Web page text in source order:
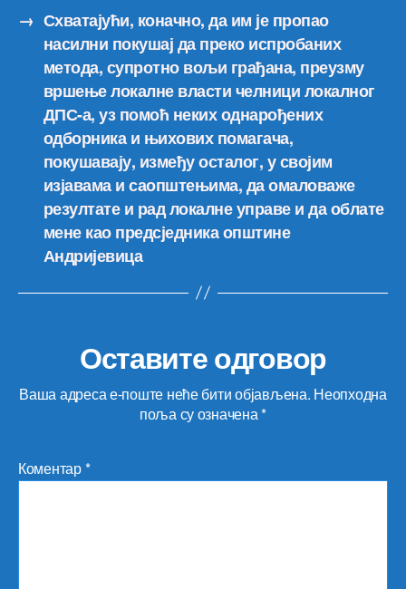
→ Схватајући, коначно, да им је пропао
насилни покушај да преко испробаних
метода, супротно вољи грађана, преузму
вршење локалне власти челници локалног
ДПС-а, уз помоћ неких однарођених
одборника и њихових помагача,
покушавају, између осталог, у својим
изјавама и саопштењима, да омаловаже
резултате и рад локалне управе и да облате
мене као предсједника општине
Андријевица
Оставите одговор
Ваша адреса е-поште неће бити објављена. Неопходна
поља су означена*
Коментар*